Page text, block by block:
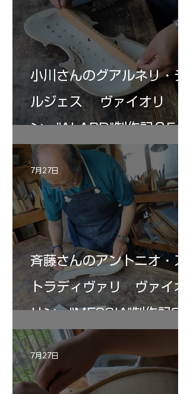
小川さんのグアルネリ・デ
ルジェス ヴァイオリ
ン ”ALARD"制作記３5
斉藤さんのアントニオ・ス
トラディヴァリ ヴァイオ
リン ”MESSIA"制作記33
7月27日
7月27日